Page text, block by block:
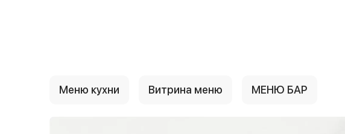
Меню кухни Витрина меню МЕНЮ БАР